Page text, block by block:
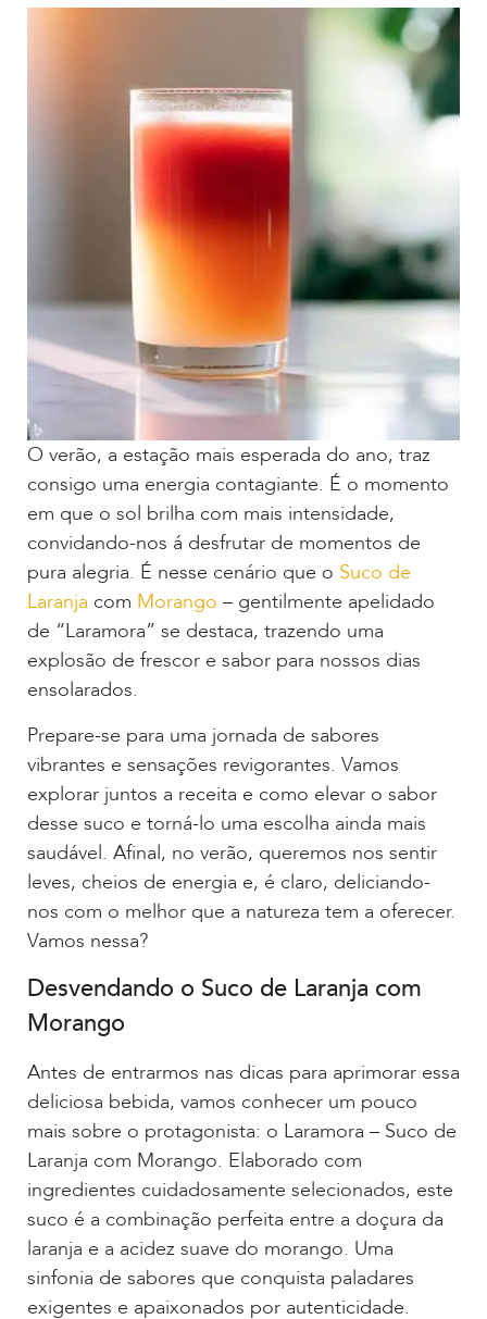
O verão, a estação mais esperada do ano, traz
consigo uma energia contagiante. É o momento
em que o sol brilha com mais intensidade,
convidando-nos á desfrutar de momentos de
pura alegria. É nesse cenário que o Suco de
Laranja com Morango – gentilmente apelidado
de “Laramora” se destaca, trazendo uma
explosão de frescor e sabor para nossos dias
ensolarados.
Prepare-se para uma jornada de sabores
vibrantes e sensações revigorantes. Vamos
explorar juntos a receita e como elevar o sabor
desse suco e torná-lo uma escolha ainda mais
saudável. Afinal, no verão, queremos nos sentir
leves, cheios de energia e, é claro, deliciando-
nos com o melhor que a natureza tem a oferecer.
Vamos nessa?
Desvendando o Suco de Laranja com
Morango
Antes de entrarmos nas dicas para aprimorar essa
deliciosa bebida, vamos conhecer um pouco
mais sobre o protagonista: o Laramora – Suco de
Laranja com Morango. Elaborado com
ingredientes cuidadosamente selecionados, este
suco é a combinação perfeita entre a doçura da
laranja e a acidez suave do morango. Uma
sinfonia de sabores que conquista paladares
exigentes e apaixonados por autenticidade.